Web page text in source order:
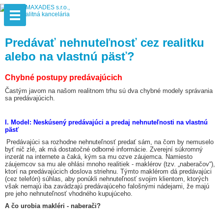
Predávať nehnuteľnosť cez realitku
alebo na vlastnú päsť?
Chybné postupy predávajúcich
Častým javom na našom realitnom trhu sú dva chybné modely správania
sa predávajúcich.
I. Model: Neskúsený predávajúci a predaj nehnuteľnosti na vlastnú
päsť
Predávajúci sa rozhodne nehnuteľnosť predať sám, na čom by nemuselo
byť nič zlé, ak má dostatočné odborné informácie. Zverejní súkromný
inzerát na internete a čaká, kým sa mu ozve záujemca. Namiesto
záujemcov sa mu ale ohlási mnoho realitiek - maklérov (tzv. „naberačov“),
ktorí na predávajúcich doslova striehnu. Týmto maklérom dá predávajúci
(cez telefón) súhlas, aby ponúkli nehnuteľnosť svojim klientom, ktorých
však nemajú iba zavádzajú predávajúceho falošnými nádejami, že majú
pre jeho nehnuteľnosť vhodného kupujúceho.
A čo urobia makléri - naberači?